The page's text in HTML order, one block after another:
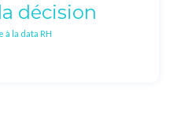
décision
à la data RH